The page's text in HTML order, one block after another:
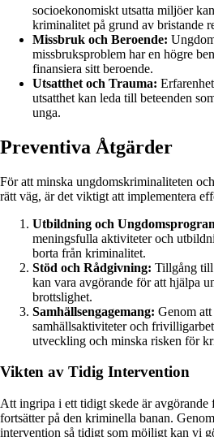
socioekonomiskt utsatta miljöer
kriminalitet på grund av bristande
Missbruk och Beroende:
missbruksproblem har en högre
finansiera sitt beroende.
Utsatthet och Trauma:
utsatthet kan leda till beteenden
unga.
Preventiva Åtgärder
För att minska ungdomskriminaliteten
rätt väg, är det viktigt att implementera
Utbildning och
meningsfulla aktiviteter och
borta från kriminalitet.
Stöd och Rådgivning: Tillgång till
kan vara avgörande för att hjälpa
brottslighet.
Samhällsengagemang: Genom att
samhällsaktiviteter och
utveckling och minska risken för
Vikten av Tidig Intervention
Att ingripa i ett tidigt skede är
fortsätter på den kriminella banan.
intervention så tidigt som möjligt kan vi